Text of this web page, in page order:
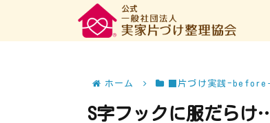
ホーム ■片づけ実践-
S字フックに服だらけ